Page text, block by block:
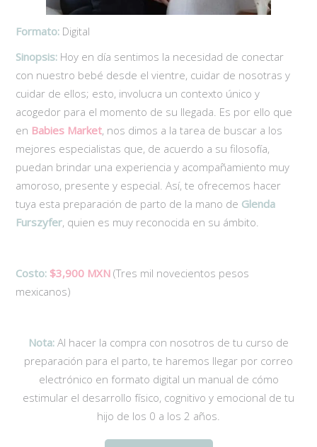
Formato: Digital
Sinopsis: Hoy en día sentimos la necesidad de conectar
con nuestro bebé desde el vientre, cuidar de nosotras y
cuidar de ellos; esto, involucra un contexto único y
acogedor para el momento de su llegada. Es por ello que
en Babies Market, nos dimos a la tarea de buscar a los
mejores especialistas que, de acuerdo a su filosofía,
puedan brindar una experiencia y acompañamiento muy
amoroso, presente y especial. Así, te ofrecemos hacer
tuya esta preparación de parto de la mano de Glenda
Furszyfer, quien es muy reconocida en su ámbito.
Costo: $3,900 MXN (Tres mil novecientos pesos
mexicanos)
Nota: Al hacer la compra con nosotros de tu curso de
preparación para el parto, te haremos llegar por correo
electrónico en formato digital un manual de cómo
estimular el desarrollo físico, cognitivo y emocional de tu
hijo de los 0 a los 2 años.